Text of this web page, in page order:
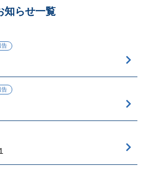
知らせ一覧
告
告